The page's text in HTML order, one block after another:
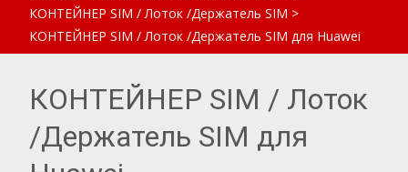
КОНТЕЙНЕР SIM / Лоток /Держатель SIM >
КОНТЕЙНЕР SIM / Лоток /Держатель SIM для Huawei
КОНТЕЙНЕР SIM / Лоток
/Держатель SIM для